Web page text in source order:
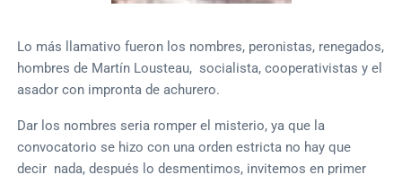
Lo más llamativo fueron los nombres, peronistas, renegados,
hombres de Martín Lousteau, socialista, cooperativistas y el
asador con impronta de achurero.
Dar los nombres seria romper el misterio, ya que la
convocatorio se hizo con una orden estricta no hay que
decir nada, después lo desmentimos, invitemos en primer